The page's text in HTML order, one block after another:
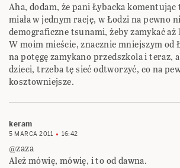
Aha, dodam, że pani Łybacka komentując
miała w jednym rację, w Łodzi na pewno
demograficzne tsunami, żeby zamykać aż
W moim mieście, znacznie mniejszym od
na potęgę zamykano przedszkola i teraz,
dzieci, trzeba tę sieć odtworzyć, co na
kosztowniejsze.
keram
5 MARCA 2011 16:42
@zaza
Ależ mówię, mówię, i to od dawna.